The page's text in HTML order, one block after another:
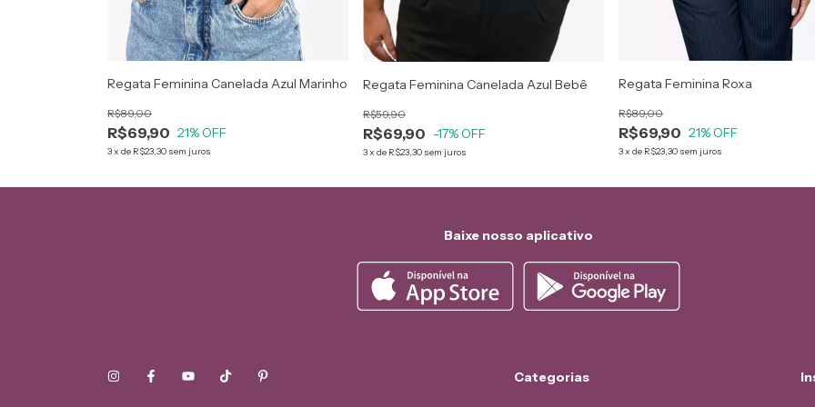
Regata Feminina Canelada Azul Marinho
R$69,90
R$89,00
21% OFF
3x de R$23,30 sem juros
Regata Feminina Canelada Azul Bebê
R$69,90
R$59,90
-17% OFF
3x de R$23,30 sem juros
Regata Feminina Roxa
R$69,90
R$89,00
21% OFF
3x de R$23,30 sem juros
Baixe nosso aplicativo
Categorias